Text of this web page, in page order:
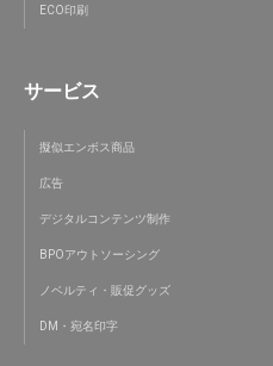
ECO印刷
サービス
擬似エンボス商品
広告
デジタルコンテンツ制作
BPOアウトソーシング
ノベルティ・販促グッズ
DM・宛名印字